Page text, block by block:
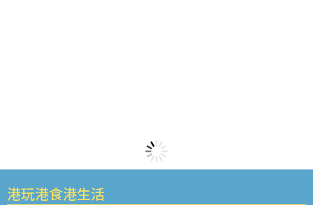
港玩港食港生活